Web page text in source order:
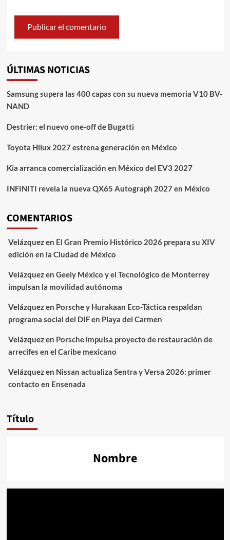
ÚLTIMAS NOTICIAS
Samsung supera las 400 capas con su nueva memoria V10 BV-
NAND
Destrier: el nuevo one-off de Bugatti
Toyota Hilux 2027 estrena generación en México
Kia arranca comercialización en México del EV3 2027
INFINITI revela la nueva QX65 Autograph 2027 en México
COMENTARIOS
Velázquezen El Gran Premio Histórico 2026 prepara su XIV
edición en la Ciudad de México
Velázquezen Geely México y el Tecnológico de Monterrey
impulsan la movilidad autónoma
Velázquezen Porsche y Hurakaan Eco-Táctica respaldan
programa social del DIF en Playa del Carmen
Velázquezen Porsche impulsa proyecto de restauración de
arrecifes en el Caribe mexicano
Velázquezen Nissan actualiza Sentra y Versa 2026: primer
contacto en Ensenada
Título
Nombre